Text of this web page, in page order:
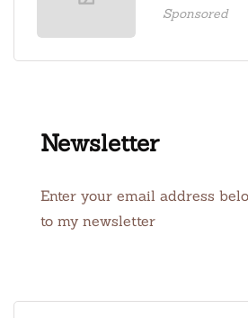
Sponsored
Newsletter
Enter your email address
to my newsletter